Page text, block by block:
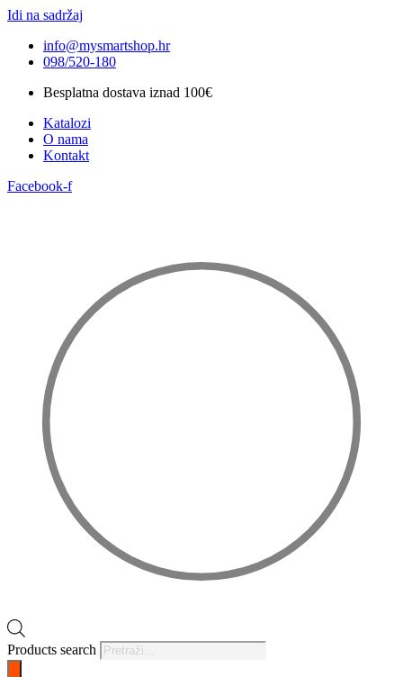
Idi na sadržaj
info@mysmartshop.hr
098/520-180
Besplatna dostava iznad 100€
Katalozi
O nama
Kontakt
Facebook-f
Products search